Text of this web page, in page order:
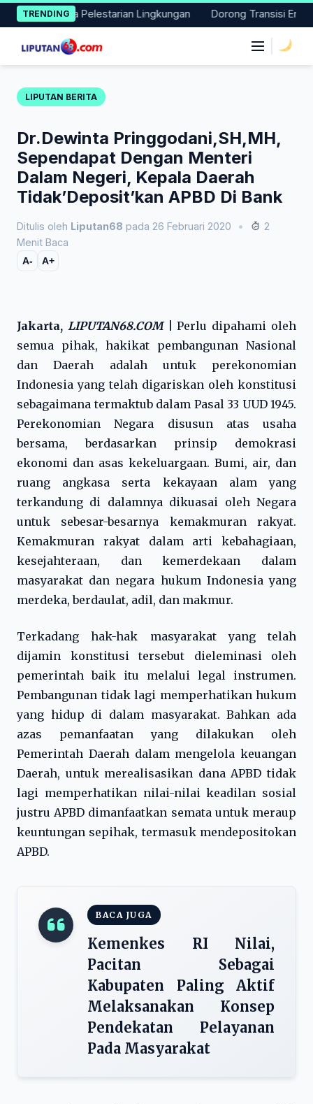
Skip
to
content
TRENDING
Nyata Pelestarian Lingkungan Dorong Transisi Energi di
LIPUTAN BERITA
Dr.Dewinta Pringgodani,SH,MH,
Sependapat Dengan Menteri
Dalam Negeri, Kepala Daerah
Tidak’Deposit’kan APBD Di Bank
Ditulis oleh Liputan68 pada 26 Februari 2020 •
2
Menit Baca
A- A+
Jakarta, LIPUTAN68.COM|
Perlu dipahami oleh
semua pihak, hakikat pembangunan Nasional
dan Daerah adalah untuk perekonomian
Indonesia yang telah digariskan oleh konstitusi
sebagaimana termaktub dalam Pasal 33 UUD 1945.
Perekonomian Negara disusun atas usaha
bersama, berdasarkan prinsip demokrasi
ekonomi dan asas kekeluargaan. Bumi, air, dan
ruang angkasa serta kekayaan alam yang
terkandung di dalamnya dikuasai oleh Negara
untuk sebesar-besarnya kemakmuran rakyat.
Kemakmuran rakyat dalam arti kebahagiaan,
kesejahteraan, dan kemerdekaan dalam
masyarakat dan negara hukum Indonesia yang
merdeka, berdaulat, adil, dan makmur.
Terkadang hak-hak masyarakat yang telah
dijamin konstitusi tersebut dieleminasi oleh
pemerintah baik itu melalui legal instrumen.
Pembangunan tidak lagi memperhatikan hukum
yang hidup di dalam masyarakat. Bahkan ada
azas pemanfaatan yang dilakukan oleh
Pemerintah Daerah dalam mengelola keuangan
Daerah, untuk merealisasikan dana APBD tidak
lagi memperhatikan nilai-nilai keadilan sosial
justru APBD dimanfaatkan semata untuk meraup
keuntungan sepihak, termasuk mendepositokan
APBD.
BACA JUGA
Kemenkes RI Nilai,
Pacitan Sebagai
Kabupaten Paling Aktif
Melaksanakan Konsep
Pendekatan Pelayanan
Pada Masyarakat